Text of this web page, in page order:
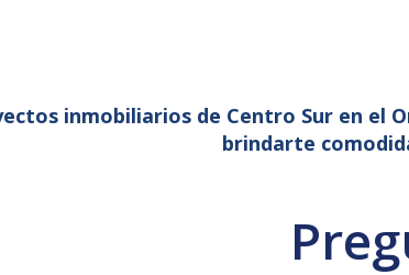
inmobiliarios de Centro Sur en el
brindarte